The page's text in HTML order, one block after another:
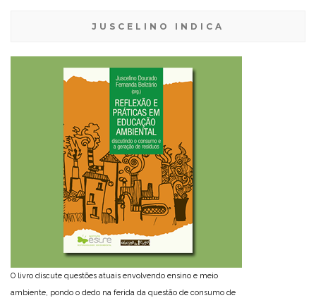
JUSCELINO INDICA
O livro discute questões atuais envolvendo ensino e meio
ambiente, pondo o dedo na ferida da questão de consumo de